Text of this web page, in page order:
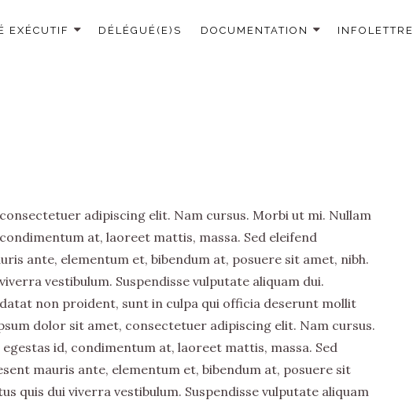
EXÉCUTIF DÉLÉGUÉ(E)S DOCUMENTATION INFOLETTRE
adipiscing elit. Nam cursus. Morbi ut mi. Nullam
at, laoreet mattis, massa. Sed eleifend
ante, elementum et, bibendum at, posuere sit amet, nibh.
vestibulum. Suspendisse vulputate aliquam dui.
non proident, sunt in culpa qui officia deserunt mollit
dolor sit amet, consectetuer adipiscing elit. Nam cursus.
id, condimentum at, laoreet mattis, massa. Sed
mauris ante, elementum et, bibendum at, posuere sit
quis dui viverra vestibulum. Suspendisse vulputate aliquam